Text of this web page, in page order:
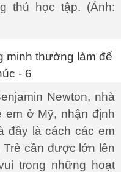
thú học tập. (Ảnh:
Newton, nhà
em ở Mỹ, nhận định
đây là cách các em
cần được lớn lên
trong những hoạt